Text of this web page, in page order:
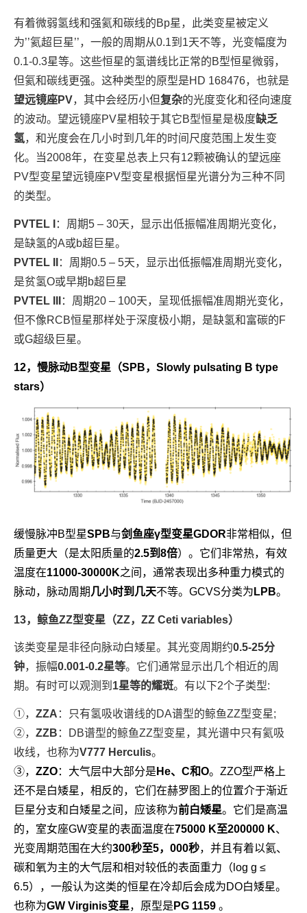
有着微弱氢线和强氦和碳线的Bp星，此类变星被定义
为’’氦超巨星’’，一般的周期从0.1到1天不等，光变幅度为
0.1-0.3星等。这些恒星的氢谱线比正常的B型恒星微弱，
但氦和碳线更强。这种类型的原型是HD 168476，也就是
望远镜座PV，其中会经历小但复杂的光度变化和径向速度
的波动。望远镜座PV星相较于其它B型恒星是极度缺乏
氢，和光度会在几小时到几年的时间尺度范围上发生变
化。当2008年，在变星总表上只有12颗被确认的望远座
PV型变星望远镜座PV型变星根据恒星光谱分为三种不同
的类型。
PVTEL I
：周期5 – 30天，显示出低振幅准周期光变化，
是缺氢的A或b超巨星。
PVTEL II
：周期0.5 – 5天，显示出低振幅准周期光变化，
是贫氢O或早期b超巨星
PVTEL III
：周期20 – 100天，呈现低振幅准周期光变化，
但不像RCB恒星那样处于深度极小期，是缺氢和富碳的F
或G超级巨星。
12，慢脉动B型变星 （SPB，Slowly pulsating B type
stars）
缓慢脉冲B型星SPB与剑鱼座γ型变星GDOR非常相似，但
质量更大（是太阳质量的2.5到8倍）。它们非常热，有效
温度在11000-30000K之间，通常表现出多种重力模式的
脉动，脉动周期 几小时到几天不等。GCVS分类为 LPB。
13，鲸鱼ZZ型变星（ZZ，ZZ Ceti variables）
该类变星是非径向脉动白矮星。其光变周期约0.5-25分
钟，振幅0.001-0.2星等。它们通常显示出几个相近的周
期。有时可以观测到 1星等的耀斑。有以下2个子类型:
①， ZZA ：只有氢吸收谱线的DA谱型的鲸鱼ZZ型变星;
②， ZZB ：DB谱型的鲸鱼ZZ型变星，其光谱中只有氦吸
收线，也称为V777 Herculis。
③， ZZO：大气层中大部分是 He、C和O。ZZO型严格上
还不是白矮星，相反的，它们在赫罗图上的位置介于渐近
巨星分支和白矮星之间，应该称为前白矮星。它们是高温
的，室女座GW变星的表面温度在75000 K至200000 K、
光变周期范围在大约300秒至5，000秒，并且有着以氦、
碳和氧为主的大气层和相对较低的表面重力（log g ≤
6.5），一般认为这类的恒星在冷却后会成为DO白矮星。
也称为GW Virginis变星，原型是 PG 1159 。